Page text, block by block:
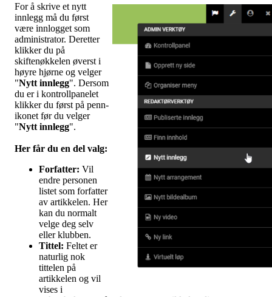
For å skrive et nytt
innlegg må du først
være innlogget som
administrator. Deretter
klikker du på
skiftenøkkelen øverst i
høyre hjørne og velger
"Nytt innlegg". Dersom
du er i kontrollpanelet
klikker du først på penn-
ikonet før du velger
"Nytt innlegg".
Her får du en del valg:
Forfatter: Vil
endre personen
listet som forfatter
av artikkelen. Her
kan du normalt
velge deg selv
eller klubben.
Tittel: Feltet er
naturlig nok
tittelen på
artikkelen og vil
vises i